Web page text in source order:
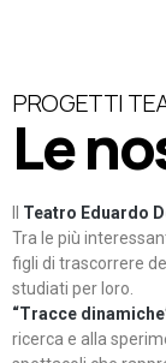
PROGETTI
Le
Teatro Eduardo
Tra le più
figli di trascorrere
studiati per loro.
“Tracce
ricerca e alla